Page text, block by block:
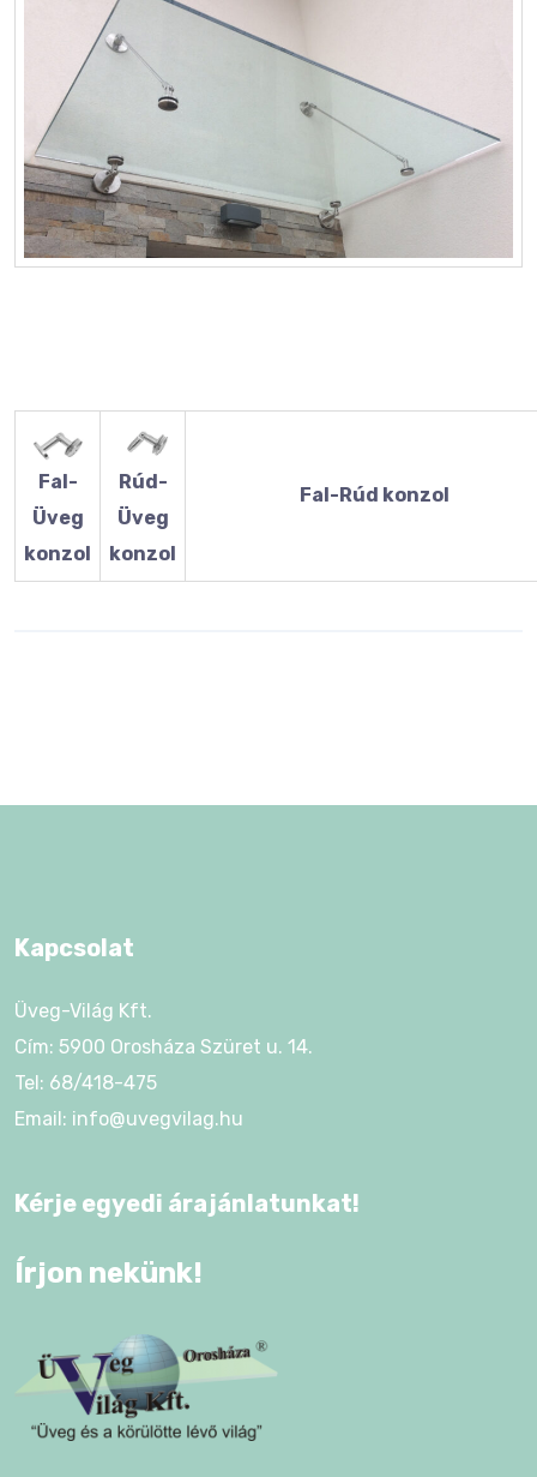
Fal-
Üveg
konzol
Rúd-
Üveg
konzol
Fal-Rúd konzol
Kapcsolat
Üveg-Világ Kft.
Cím: 5900 Orosháza Szüret u. 14.
Tel: 68/418-475
Email: info@uvegvilag.hu
Kérje egyedi árajánlatunkat!
Írjon nekünk!